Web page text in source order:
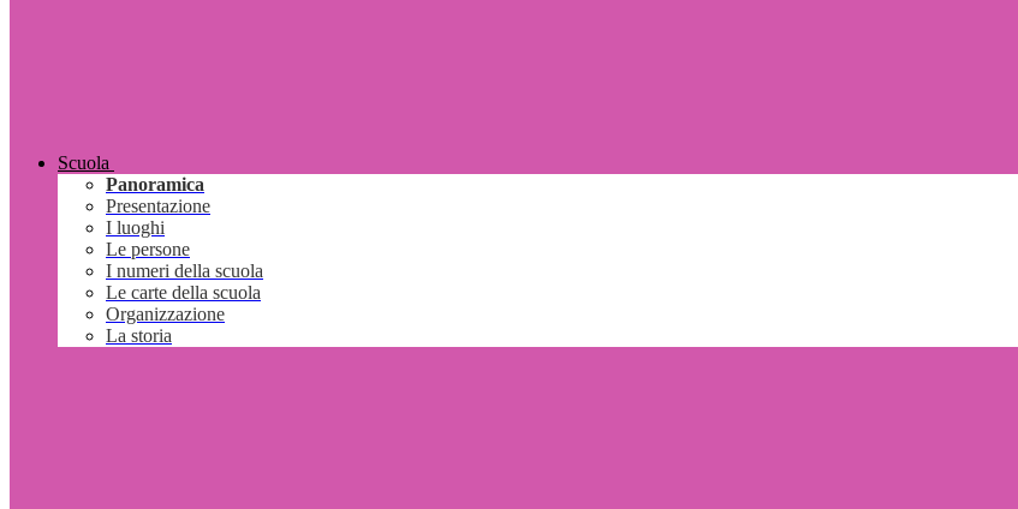
Scuola
Panoramica
Presentazione
I luoghi
Le persone
I numeri della scuola
Le carte della scuola
Organizzazione
La storia